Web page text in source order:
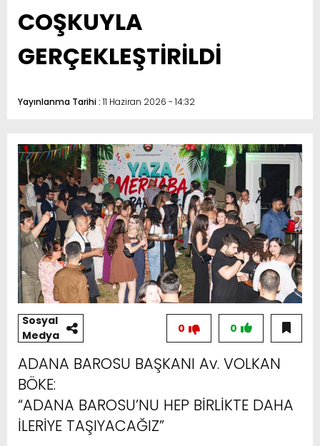
COŞKUYLA
GERÇEKLEŞTİRİLDİ
Yayınlanma Tarihi : 11 Haziran 2026 - 14:32
Sosyal
Medya
0
0
ADANA BAROSU BAŞKANI Av. VOLKAN
BÖKE:
“ADANA BAROSU’NU HEP BİRLİKTE DAHA
İLERİYE TAŞIYACAĞIZ”